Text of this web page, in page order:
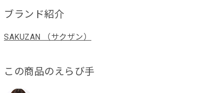
ブランド紹介
SAKUZAN （サクザン）
この商品のえらび手